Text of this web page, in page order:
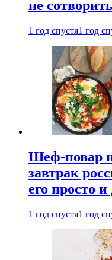
не
1 год спустя1 год
Шеф-повар
завтрак
его просто
1 год спустя1 год